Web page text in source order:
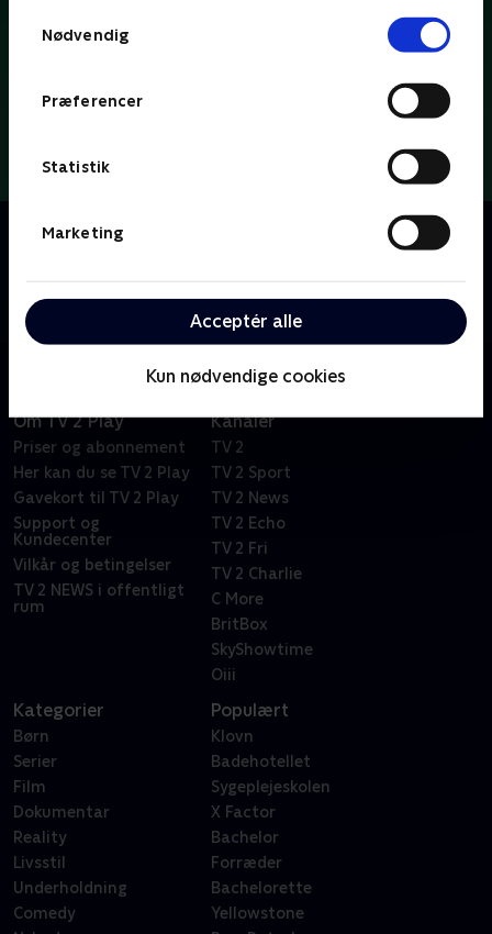
Nødvendig
Præferencer
Statistik
Marketing
Acceptér alle
Kun nødvendige cookies
Om Dybvaaaaad
tilrettelæggere og tv-personligheder.
Om TV 2 Play
Priser og abonnement
Her kan du se TV 2 Play
Gavekort til TV 2 Play
Support og
Kundecenter
Vilkår og betingelser
TV 2 NEWS i offentligt
rum
Kanaler
TV 2
TV 2 Sport
TV 2 News
TV 2 Echo
TV 2 Fri
TV 2 Charlie
C More
BritBox
SkyShowtime
Oiii
Kategorier
Børn
Serier
Film
Dokumentar
Reality
Livsstil
Underholdning
Comedy
Populært
Klovn
Badehotellet
Sygeplejeskolen
X Factor
Bachelor
Forræder
Bachelorette
Yellowstone